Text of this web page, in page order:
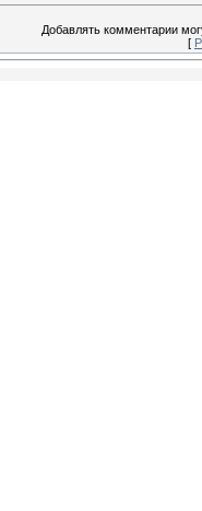
Добавлять комментарии
[